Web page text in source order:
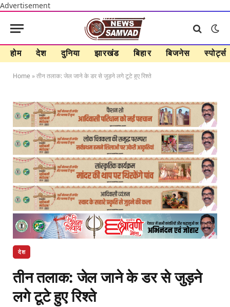
Advertisement
होम देश दुनिया झारखंड बिहार बिजनेस स्पोर्ट्स
Home »तीन तलाक: जेल जाने के डर से जुड़ने लगे टूटे हुए रिश्ते
देश
तीन तलाक: जेल जाने के डर से जुड़ने
लगे टूटे हुए रिश्ते